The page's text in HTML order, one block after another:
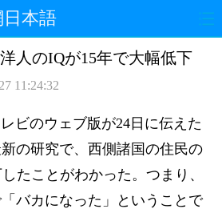
本語
政治 経済
評論 写真
人のIQが15年で大幅低下
11:24:32
ビのウェブ版が24日に伝えた
の研究で、西側諸国の住民の
たことがわかった。つまり、
バカになった」ということで